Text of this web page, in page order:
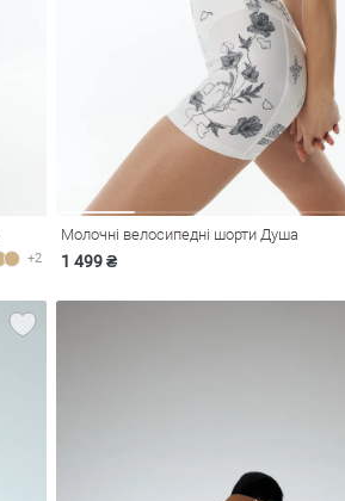
+2
Молочні велосипедні шорти Душа
1 499 ₴